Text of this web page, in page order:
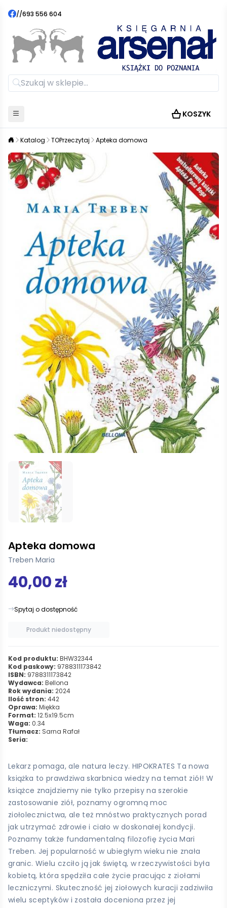
//693 556 604
KOSZYK
Katalog TOPrzeczytaj Apteka domowa
Apteka domowa
Treben Maria
40,00 zł
Spytaj o dostępność
Produkt niedostępny
Kod produktu: BHW32344
Kod paskowy: 9788311173842
ISBN: 9788311173842
Wydawca: Bellona
Rok wydania: 2024
Ilość stron: 442
Oprawa: Miękka
Format: 12.5x19.5cm
Waga: 0.34
Tłumacz: Sarna Rafał
Seria:
Lekarz pomaga, ale natura leczy. HIPOKRATES Ta nowa
książka to prawdziwa skarbnica wiedzy na temat ziół! W
książce znajdziemy nie tylko przepisy na szerokie
zastosowanie ziół, poznamy ogromną moc
ziołolecznictwa, ale też mnóstwo praktycznych porad
jak utrzymać zdrowie i ciało w doskonałej kondycji.
Poznamy także fundamentalną filozofię życia Mari
Treben. Jej popularność w ubiegłym wieku nie znała
granic. Wielu czciło ją jak świętą, w rzeczywistości była
kobietą, która spędziła całe życie pracując z ziołami
leczniczymi. Skuteczność jej ziołowych kuracji zadziwiła
wielu sceptyków i została doceniona przez jej